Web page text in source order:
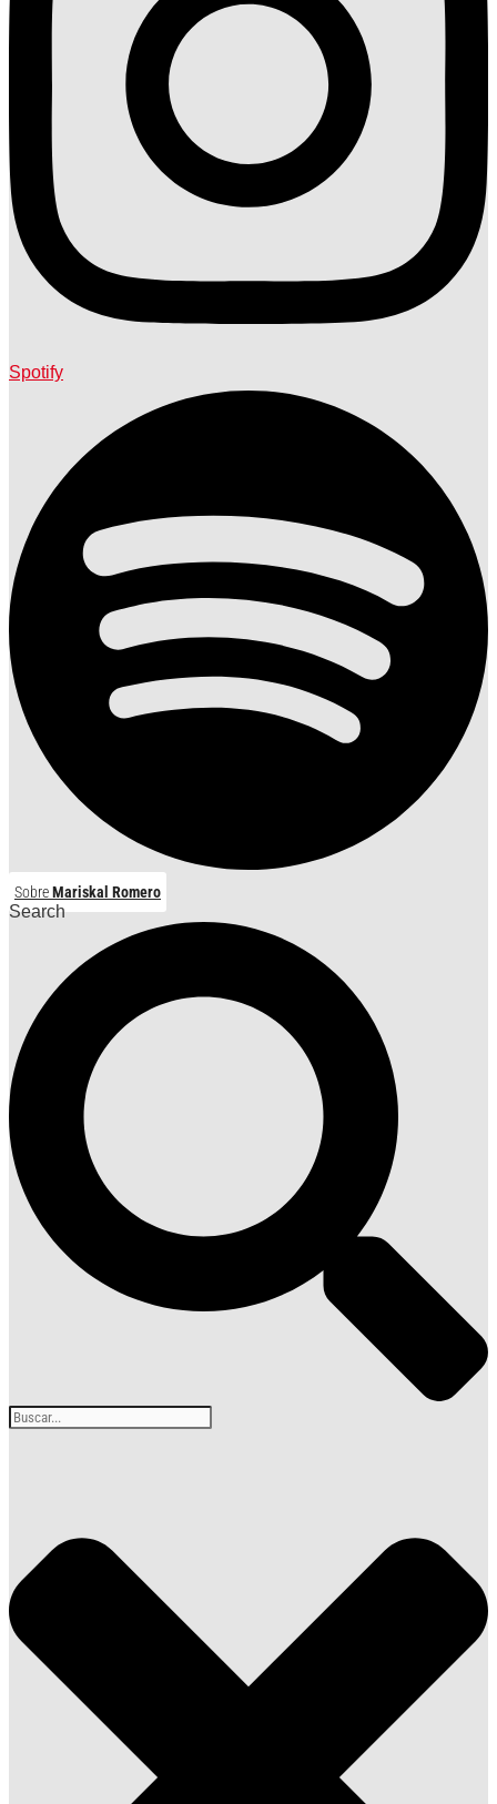
Spotify
SobreMariskal Romero
Search